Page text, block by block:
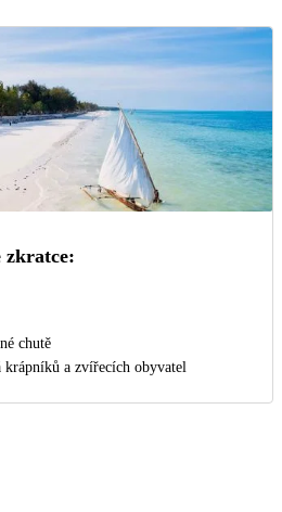
zkratce:
chutě
krápníků a zvířecích obyvatel